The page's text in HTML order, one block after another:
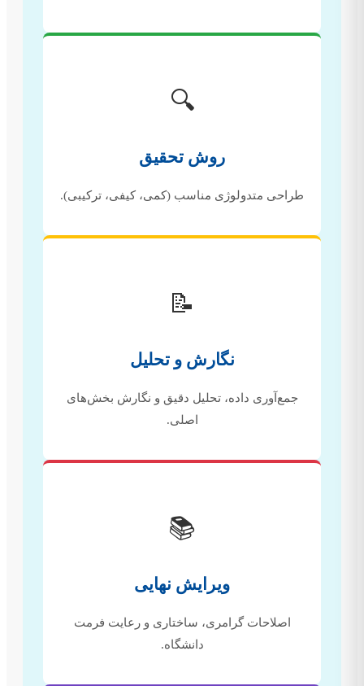
🔍
روش تحقیق
طراحی متدولوژی مناسب (کمی، کیفی، ترکیبی).
📝
نگارش و تحلیل
جمع‌آوری داده، تحلیل دقیق و نگارش بخش‌های
اصلی.
📚
ویرایش نهایی
اصلاحات گرامری، ساختاری و رعایت فرمت
دانشگاه.